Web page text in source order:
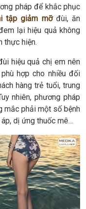
pháp để khắc phục
tập giảm mỡđùi, ăn
lại hiệu quả không
thực hiện.
hiệu quả chị em nên
hợp cho nhiều đối
hàng trẻ tuổi, trung
nhiên, phương pháp
mắc phải một số bệnh
dị ứng thuốc mê…